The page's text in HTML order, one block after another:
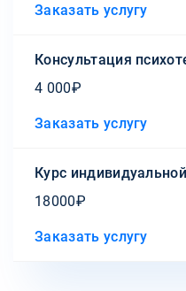
Заказать услугу
Консультация
4 000₽
Заказать услугу
Курс
18000₽
Заказать услугу